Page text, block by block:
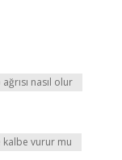
nasıl olur
kalbe vurur mu